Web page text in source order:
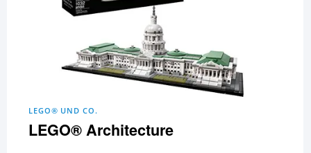
LEGO® UND CO.
LEGO® Architecture